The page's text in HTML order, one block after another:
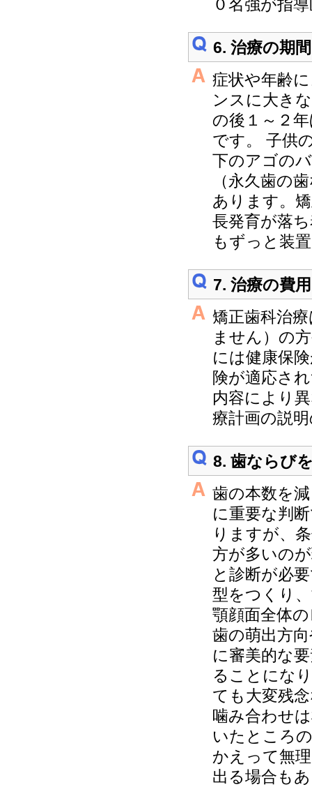
０名強が指
6. 治療の期
症状や年齢
ンスに大き
の後１～２
です。 子供
下のアゴの
（永久歯の
あります。
長発育が落
もずっと装
7. 治療の費
矯正歯科治
ません）の
には健康保
険が適応さ
内容により
療計画の説
8. 歯ならび
歯の本数を
に重要な判
りますが、
方が多いの
と診断が必
型をつくり
顎顔面全体
歯の萌出方
に審美的な
ることにな
ても大変残
噛み合わせ
いたところ
かえって無
出る場合も